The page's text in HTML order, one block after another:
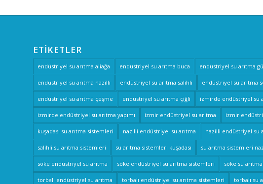
ETIKETLER
endüstriyel su arıtma aliağa endüstriyel su arıtma buca endüstriyel su arıtma
endüstriyel su arıtma nazilli endüstriyel su arıtma salihli endüstriyel su arıtma
endüstriyel su arıtma çeşme endüstriyel su arıtma çiğli izmirde endüstriyel su
izmirde endüstriyel su arıtma yapımı izmir endüstriyel su arıtma izmir
kuşadası su arıtma sistemleri nazilli endüstriyel su arıtma nazilli endüstriyel su
salihli su arıtma sistemleri su arıtma sistemleri kuşadası su arıtma sistemleri
söke endüstriyel su arıtma söke endüstriyel su arıtma sistemleri söke su
torbalı endüstriyel su arıtma torbalı endüstriyel su arıtma sistemleri torbalı su